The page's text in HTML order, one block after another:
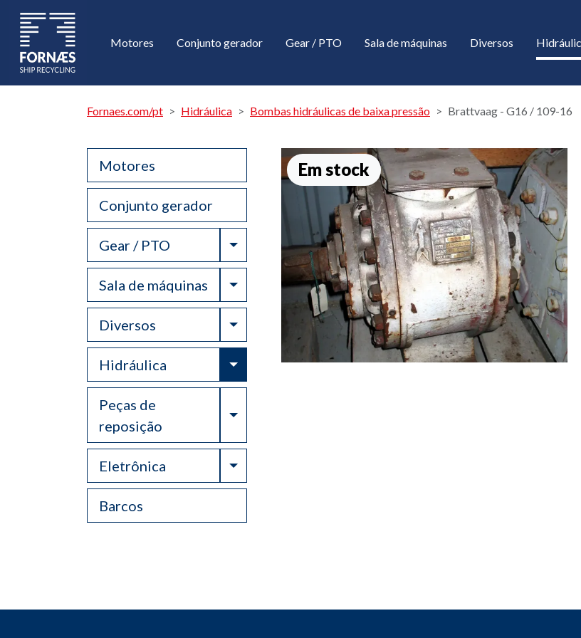
Motores Conjunto gerador Gear / PTO Sala de máquinas Diversos
Fornaes.com/pt Hidráulica Bombas hidráulicas de baixa pressão Brattvaag - G16 / 109-16
Motores
Conjunto gerador
Gear / PTO Toggle Dropdown
Sala de máquinas Toggle Dropdown
Diversos Toggle Dropdown
Hidráulica Toggle Dropdown
Peças de
reposição
Toggle Dropdown
Eletrônica Toggle Dropdown
Barcos
Em stock